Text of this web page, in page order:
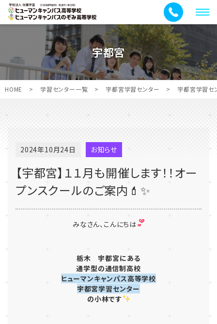
メ
ニ
ュ
ー
宇都宮
HOME > 学習センター一覧 > 宇都宮学習センター > 宇都宮学習セ
2024年10月24日 お知らせ
【宇都宮】１１月も開催します！！オー
プンスクールのご案内💄✨
みなさん、こんにちは
栃木 宇都宮にある
通学型の通信制高校
ヒューマンキャンパス高等学校
宇都宮学習センター
の小林です